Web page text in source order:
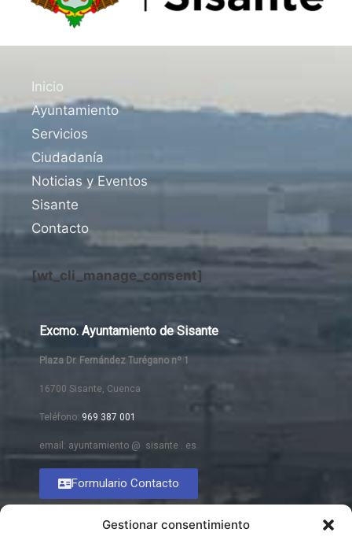
Gestionar consentimiento
Inicio
Ayuntamiento
Servicios
Ciudadanía
Noticias y Eventos
Sisante
Contacto
[wt_cli_manage_consent]
Excmo. Ayuntamiento de Sisante
Plaza Dr. Fernández Turégano nº 1
16700 Sisante, Cuenca
Teléfono: 969 387 001
email: ayuntamiento @ sisante . es
Formulario Contacto